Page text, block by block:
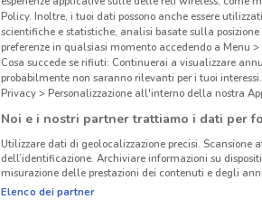
Policy. Inoltre, i tuoi dati possono anche essere
scientifiche e statistiche, analisi basate sulla
preferenze in qualsiasi momento accedendo a Menu
Cosa succede se rifiuti: Continuerai a visualizzare
probabilmente non saranno rilevanti per i tuoi
Privacy > Personalizzazione all'interno della nostra
Noi e i nostri partner trattiamo i dati per
Utilizzare dati di geolocalizzazione precisi.
dell’identificazione. Archiviare informazioni su
misurazione delle prestazioni dei contenuti e degli
Elenco dei partner